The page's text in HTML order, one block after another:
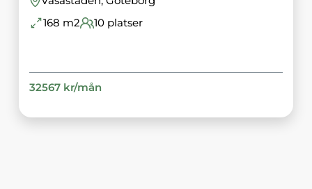
168 m2 10platser
32567kr/mån